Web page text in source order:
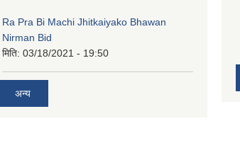
Ra Pra Bi Machi Jhitkaiyako Bhawan
Nirman Bid
मिति: 03/18/2021 - 19:50
अन्य